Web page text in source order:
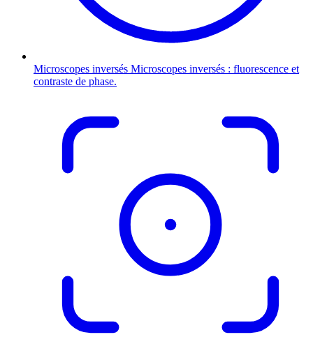
Microscopes inversés Microscopes inversés : fluorescence et
contraste de phase.